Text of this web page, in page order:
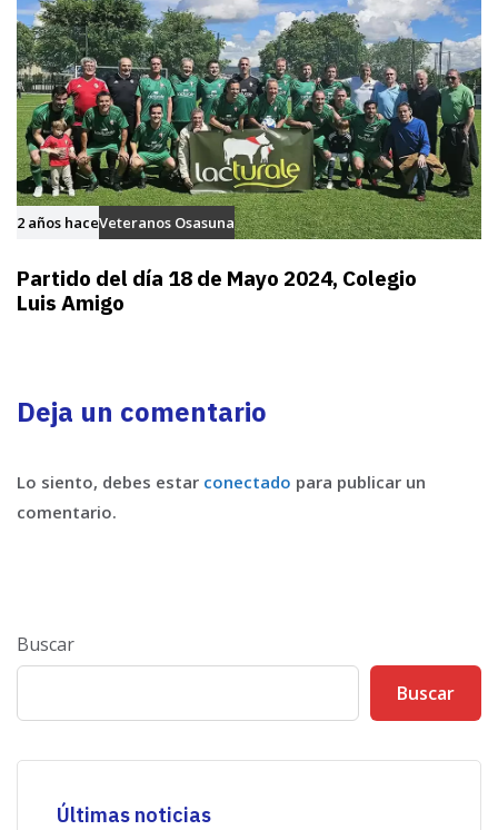
2 años haceVeteranos Osasuna
Partido del día 18 de Mayo 2024, Colegio
Luis Amigo
Deja un comentario
Lo siento, debes estar conectado para publicar un
comentario.
Buscar
Buscar
Últimas noticias